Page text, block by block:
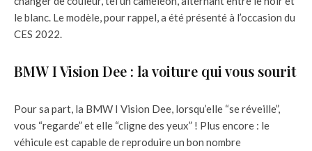
le blanc. Le modèle, pour rappel, a été présenté à l’occasion du
CES 2022.
BMW I Vision Dee : la voiture qui vous sourit
Pour sa part, la BMW I Vision Dee, lorsqu’elle “se réveille”,
vous “regarde” et elle “cligne des yeux” ! Plus encore : le
véhicule est capable de reproduire un bon nombre